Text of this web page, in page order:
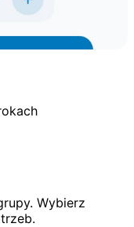
i atrakcje —
Wybierz